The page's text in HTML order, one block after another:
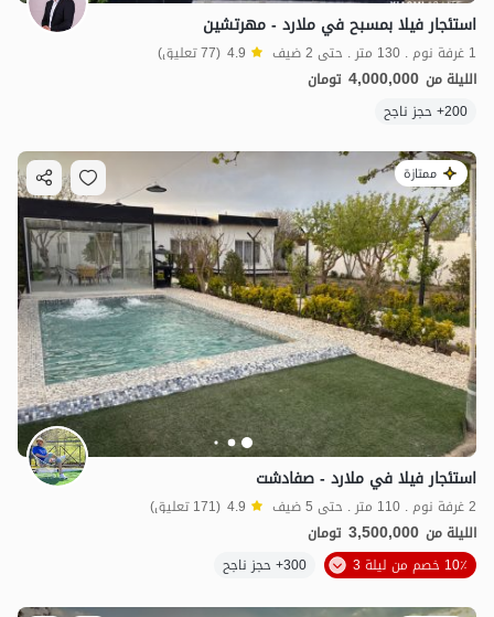
استئجار فيلا بمسبح في ملارد - مهرتشين
1 غرفة نوم . 130 متر . حتى 2 ضيف 4.9 (77 تعليق)
الليلة من 4,000,000 تومان
200+ حجز ناجح
ممتازة
استئجار فيلا في ملارد - صفادشت
2 غرفة نوم . 110 متر . حتى 5 ضيف 4.9 (171 تعليق)
الليلة من 3,500,000 تومان
10٪ خصم من ليلة 3
300+ حجز ناجح